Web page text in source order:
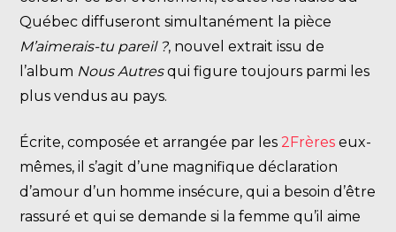
Québec diffuseront simultanément la pièce
M’aimerais-tu pareil ?, nouvel extrait issu de
l’album Nous Autresqui figure toujours parmi les
plus vendus au pays.
Écrite, composée et arrangée par les 2Frères eux-
mêmes, il s’agit d’une magnifique déclaration
d’amour d’un homme insécure, qui a besoin d’être
rassuré et qui se demande si la femme qu’il aime